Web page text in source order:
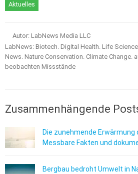
Aktuelles
Autor: LabNews Media LLC
LabNews: Biotech. Digital Health. Life
News. Nature Conservation. Climate Change.
beobachten Missstände
Zusammenhängende
Die zunehmende
Messbare Fakten und
Bergbau bedroht Umwelt in